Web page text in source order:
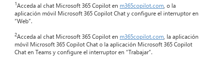
1Acceda al chat Microsoft 365 Copilot en m365copilot.com , o la
aplicación móvil Microsoft 365 Copilot Chat y configure el interruptor en
“Web”.
2Acceda al chat Microsoft 365 Copilot en m365copilot.com , la aplicación
móvil Microsoft 365 Copilot Chat o la aplicación Microsoft 365 Copilot
Chat en Teams y configure el interruptor en “Trabajar”.